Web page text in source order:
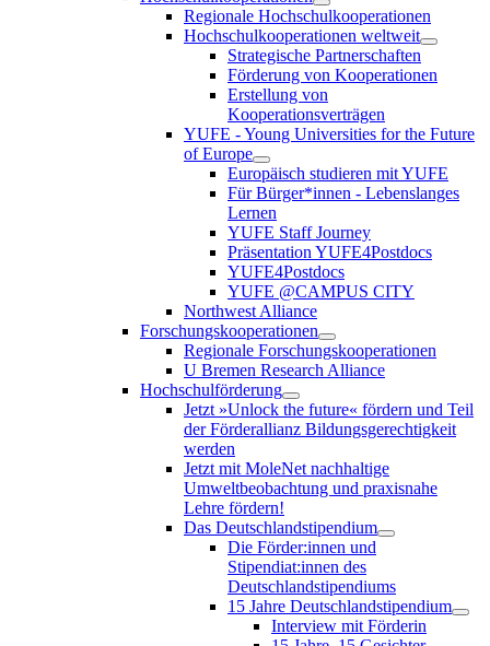
Regionale Hochschulkooperationen
Hochschulkooperationen weltweit
Strategische Partnerschaften
Förderung von Kooperationen
Erstellung von
Kooperationsverträgen
YUFE - Young Universities for the Future
of Europe
Europäisch studieren mit YUFE
Für Bürger*innen - Lebenslanges
Lernen
YUFE Staff Journey
Präsentation YUFE4Postdocs
YUFE4Postdocs
YUFE @CAMPUS CITY
Northwest Alliance
Forschungskooperationen
Regionale Forschungskooperationen
U Bremen Research Alliance
Hochschulförderung
Jetzt »Unlock the future« fördern und Teil
der Förderallianz Bildungsgerechtigkeit
werden
Jetzt mit MoleNet nachhaltige
Umweltbeobachtung und praxisnahe
Lehre fördern!
Das Deutschlandstipendium
Die Förder:innen und
Stipendiat:innen des
Deutschlandstipendiums
15 Jahre Deutschlandstipendium
Interview mit Förderin